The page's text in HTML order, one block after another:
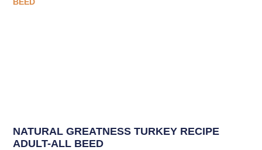
NATURAL GREATNESS TURKEY RECIPE
ADULT-ALL BEED